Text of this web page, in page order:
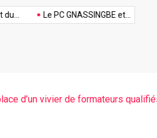
Le PC GNASSINGBE et...
hommage
à Olympio
Forces de
vacances
d’un vivier de formateurs